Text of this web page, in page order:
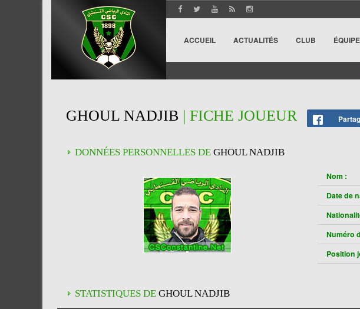
ACCUEIL ACTUALITÉS CLUB
GHOUL NADJIB | FICHE JOUEUR
DONNÉES PERSONNELLES DE GHOUL NADJIB
Nom :
Date de
Numéro
Position
STATISTIQUES DE GHOUL NADJIB